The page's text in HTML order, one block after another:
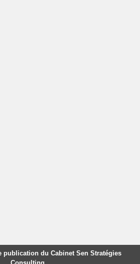
publication du Cabinet Sen Stratégies